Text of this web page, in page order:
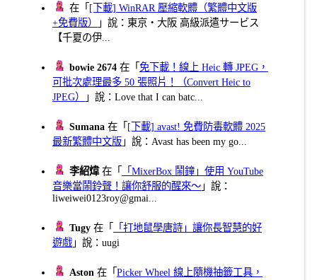
在「 [下載] WinRAR 壓縮軟體（繁體中文版
+免費版）
」說：東京・大阪 高級派遣サービス
【千夏の伊...
bowie 2674 在「免下載！線上 Heic 轉 JPEG，
可批次處理最多 50 張照片！（Convert Heic to
JPEG）
」說：Love that I can batc...
Sumana 在「 [下載] avast! 免費防毒軟體 2025
最新繁體中文版 」說：Avast has been my go...
李紹煒在「
「MixerBox 鬧鐘」使用 YouTube
音樂當鬧鈴聲！讓你舒服的醒來～ 」說：
liweiwei0123roy@gmai...
Tugy 在「
「打地鼠學唐詩」讓你長智慧的好
遊戲 」說：uugi
Aston 在「Picker Wheel 線上隨機抽籤工具，